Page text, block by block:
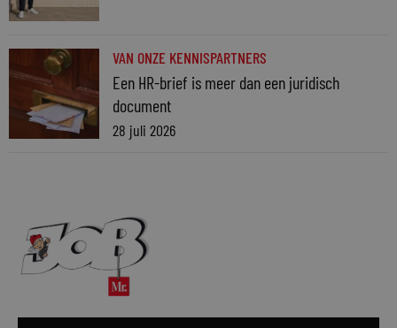
VAN ONZE KENNISPARTNERS
Een HR-brief is meer dan een juridisch
document
28 juli 2026